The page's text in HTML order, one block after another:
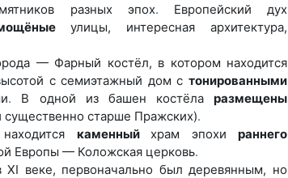
разных эпох.
Европейский дух
улицы, интересная архитектура,
— Фарный костёл, в котором находится
с семиэтажный дом с тонированными
. В одной из башен костёларазмещены
существенно старше Пражских).
каменный храм эпохи раннего
Европы — Коложская церковь.
XI веке, первоначально был деревянным, но